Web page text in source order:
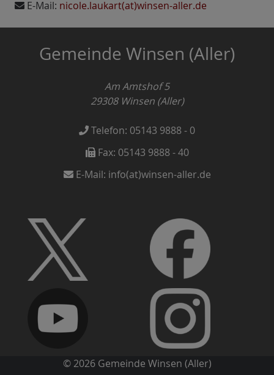
E-Mail: nicole.laukart(at)winsen-aller.de
Gemeinde Winsen (Aller)
Am Amtshof 5
29308 Winsen (Aller)
Telefon: 05143 9888 - 0
Fax: 05143 9888 - 40
E-Mail: info(at)winsen-aller.de
© 2026 Gemeinde Winsen (Aller)